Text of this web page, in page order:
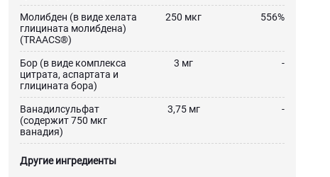
Молибден (в виде хелата
глицината молибдена)
(TRAACS®)
250 мкг 556%
Бор (в виде комплекса
цитрата, аспартата и
глицината бора)
3 мг -
Ванадилсульфат
(содержит 750 мкг
ванадия)
3,75 мг -
Другие ингредиенты